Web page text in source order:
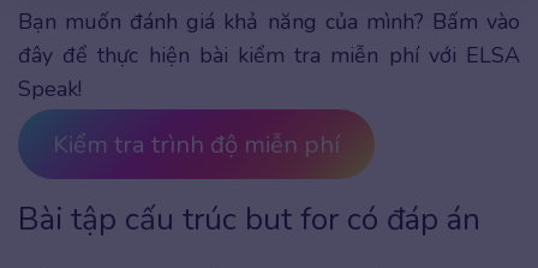
Bạn muốn đánh giá khả năng của mình? Bấm vào
đây để thực hiện bài kiểm tra miễn phí với ELSA
Speak!
Kiểm tra trình độ miễn phí
Bài tập cấu trúc but for có đáp án